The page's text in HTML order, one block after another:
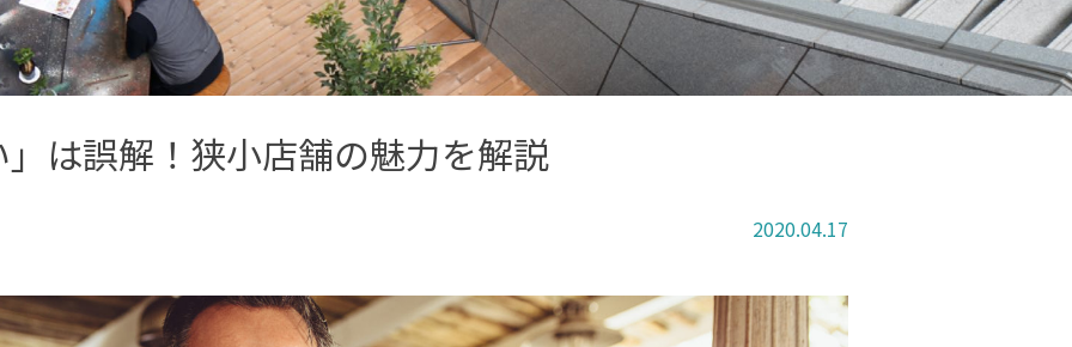
は誤解！狭小店舗の魅力を解説
2020.04.17